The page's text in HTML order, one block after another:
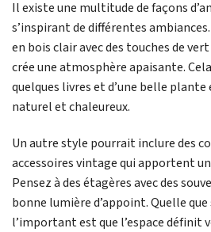
Il existe une multitude de façons
s’inspirant de différentes
en bois clair avec des touches de
crée une atmosphère apaisante.
quelques livres et d’une belle
naturel et chaleureux.
Un autre style pourrait inclure des
accessoires vintage qui apportent
Pensez à des étagères avec des
bonne lumière d’appoint. Quelle
l’important est que l’espace